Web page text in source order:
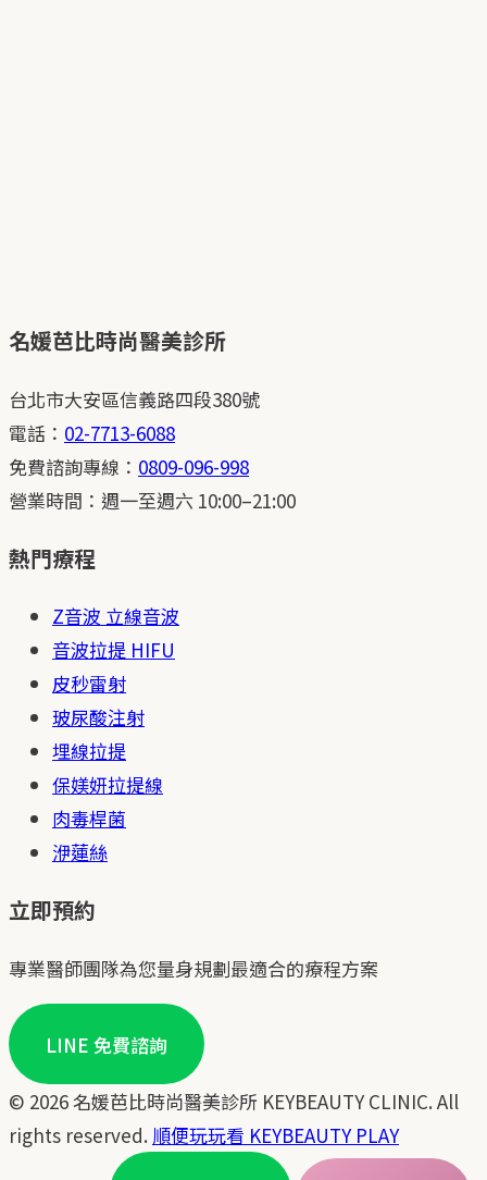
名媛芭比時尚醫美診所
台北市大安區信義路四段380號
電話： 02-7713-6088
免費諮詢專線： 0809-096-998
營業時間：週一至週六 10:00–21:00
熱門療程
Z音波 立線音波
音波拉提 HIFU
皮秒雷射
玻尿酸注射
埋線拉提
保媄妍拉提線
肉毒桿菌
洢蓮絲
立即預約
專業醫師團隊為您量身規劃最適合的療程方案
LINE 免費諮詢
© 2026 名媛芭比時尚醫美診所 KEYBEAUTY CLINIC. All
rights reserved. 順便玩玩看 KEYBEAUTY PLAY